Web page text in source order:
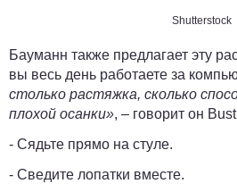
Shutterstock
Бауманн также предлагает эту
вы весь день работаете за
столько растяжка, сколько
плохой осанки», – говорит он
- Сядьте прямо на стуле.
- Сведите лопатки вместе.